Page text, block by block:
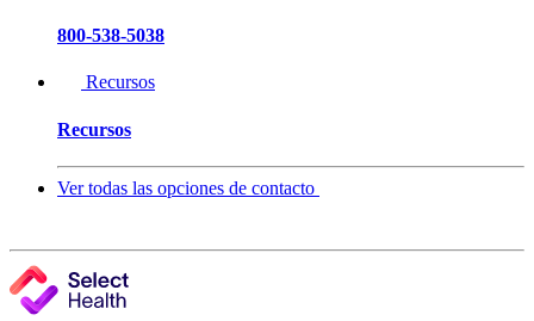
800-538-5038
Recursos
Recursos
Ver todas las opciones de contacto